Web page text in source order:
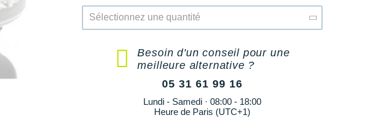
Sélectionnez une quantité
Besoin d'un conseil pour une
meilleure alternative ?
05 31 61 99 16
Lundi - Samedi · 08:00 - 18:00
Heure de Paris (UTC+1)